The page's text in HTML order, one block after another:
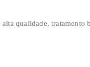
qualidade, tratamento